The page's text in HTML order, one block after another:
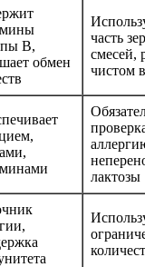
B,
обмен
часть
смесей,
чистом
лактозы